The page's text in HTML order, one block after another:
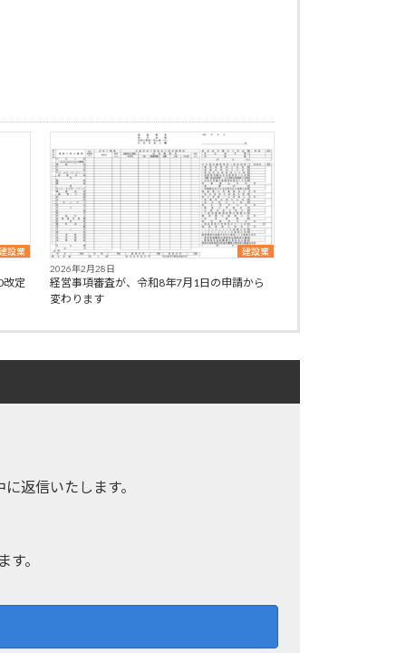
設業
改定
建設業
2026年2月28日
経営事項審査が、令和8年7月1日の申請から
変わります
返信いたします。
す。